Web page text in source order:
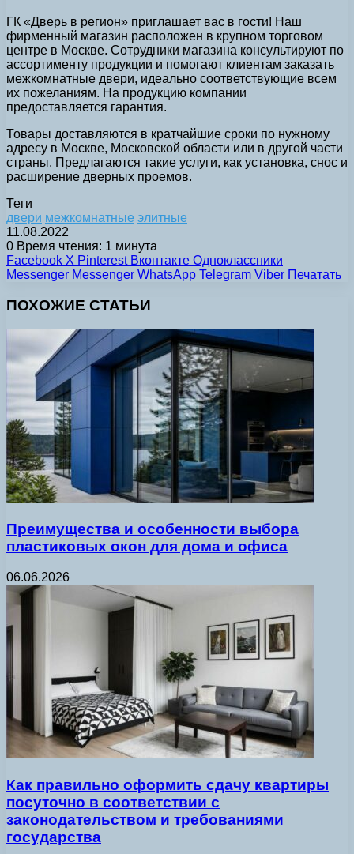
ГК «Дверь в регион» приглашает вас в гости! Наш
фирменный магазин расположен в крупном торговом
центре в Москве. Сотрудники магазина консультируют по
ассортименту продукции и помогают клиентам заказать
межкомнатные двери, идеально соответствующие всем
их пожеланиям. На продукцию компании
предоставляется гарантия.
Товары доставляются в кратчайшие сроки по нужному
адресу в Москве, Московской области или в другой части
страны. Предлагаются такие услуги, как установка, снос и
расширение дверных проемов.
Теги
двери межкомнатные элитные
11.08.2022
0 Время чтения: 1 минута
Facebook X Pinterest Вконтакте Одноклассники
Messenger Messenger WhatsApp Telegram Viber Печатать
ПОХОЖИЕ СТАТЬИ
Преимущества и особенности выбора
пластиковых окон для дома и офиса
06.06.2026
Как правильно оформить сдачу квартиры
посуточно в соответствии с
законодательством и требованиями
государства